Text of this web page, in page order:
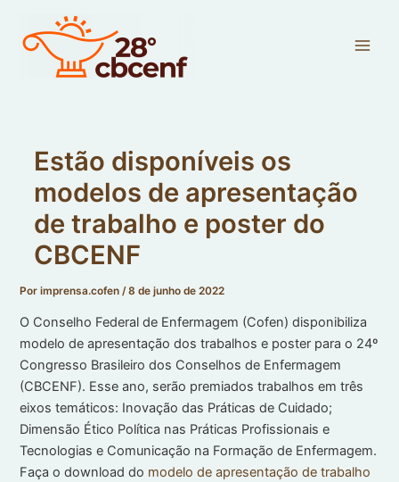
conteúdo
Estão disponíveis os
modelos de apresentação
de trabalho e poster do
CBCENF
Porimprensa.cofen/8 de junho de 2022
O Conselho Federal de Enfermagem (Cofen) disponibiliza
modelo de apresentação dos trabalhos e poster para o 24º
Congresso Brasileiro dos Conselhos de Enfermagem
(CBCENF). Esse ano, serão premiados trabalhos em três
eixos temáticos: Inovação das Práticas de Cuidado;
Dimensão Ético Política nas Práticas Profissionais e
Tecnologias e Comunicação na Formação de Enfermagem.
Faça o download do modelo de apresentação de trabalho